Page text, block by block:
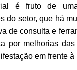
é fruto de
do setor, que há
de consulta e
por melhorias
em frente